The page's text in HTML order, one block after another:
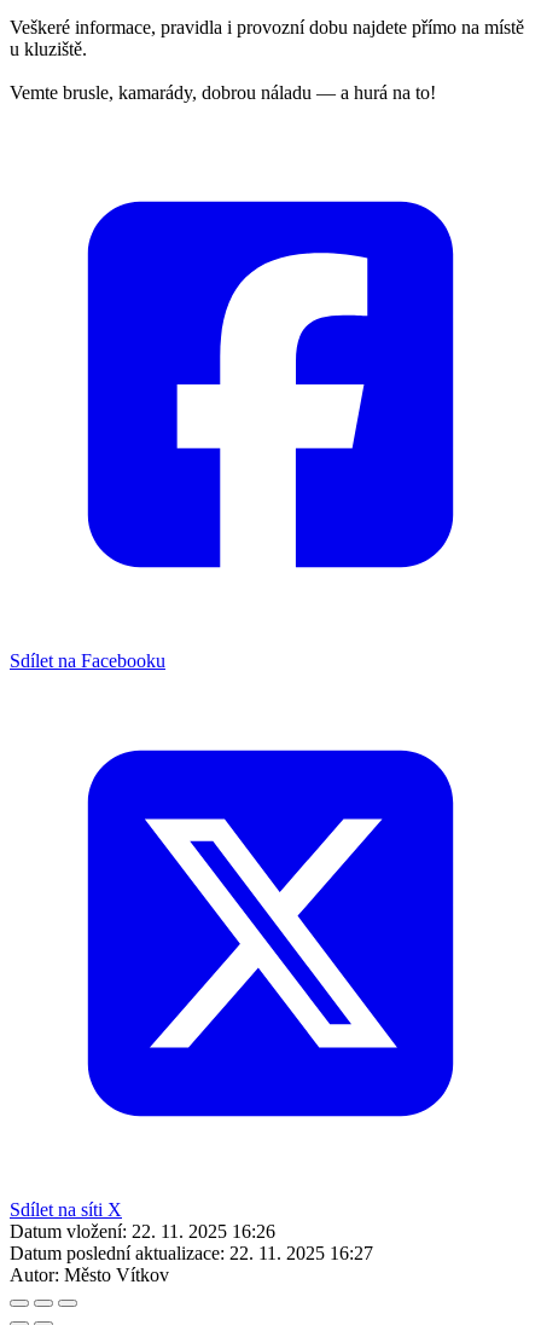
Veškeré informace, pravidla i provozní dobu najdete přímo na místě
u kluziště.
Vemte brusle, kamarády, dobrou náladu — a hurá na to!
Sdílet na Facebooku
Sdílet na síti X
Datum vložení: 22. 11. 2025 16:26
Datum poslední aktualizace: 22. 11. 2025 16:27
Autor: Město Vítkov